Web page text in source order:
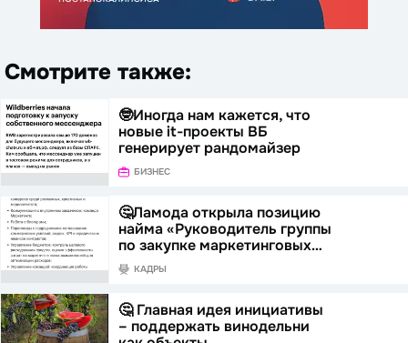
Смотрите также:
🤓Иногда нам кажется, что
новые it-проекты ВБ
генерирует рандомайзер
БИЗНЕС
🤔Ламода открыла позицию
найма «Руководитель группы
по закупке маркетинговых…
КАДРЫ
🤔 Главная идея инициативы
– поддержать винодельни